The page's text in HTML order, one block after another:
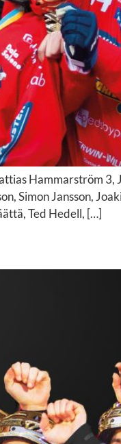
Hammarström 3,
Simon Jansson,
Ted Hedell, […]